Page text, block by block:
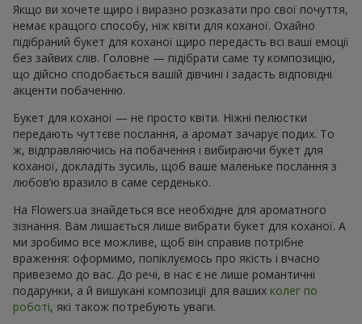
Якщо ви хочете щиро і виразно розказати про свої почуття,
немає кращого способу, ніж квіти для коханої. Охайно
підібраний букет для коханої щиро передасть всі ваші емоції
без зайвих слів. Головне — підібрати саме ту композицію,
що дійсно сподобається вашій дівчині і задасть відповідні
акценти побаченню.
Букет для коханої — не просто квіти. Ніжні пелюстки
передають чуттєве послання, а аромат зачарує подих. То
ж, відправляючись на побачення і вибираючи букет для
коханої, докладіть зусиль, щоб ваше маленьке послання з
любов’ю вразило в саме серденько.
На Flowers.ua знайдеться все необхідне для ароматного
зізнання. Вам лишається лише вибрати букет для коханої. А
ми зробимо все можливе, щоб він справив потрібне
враження: оформимо, попіклуємось про якість і вчасно
привеземо до вас. До речі, в нас є не лише романтичні
подарунки, а й вишукані композиції для ваших колег по
роботі, які також потребують уваги.